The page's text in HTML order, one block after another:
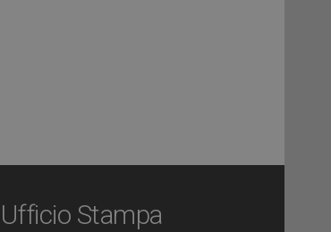
Ufficio Stampa